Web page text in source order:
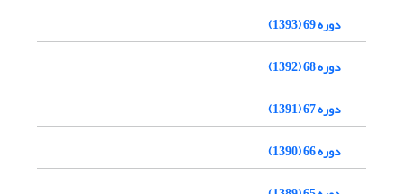
دوره 69 (1393)
دوره 68 (1392)
دوره 67 (1391)
دوره 66 (1390)